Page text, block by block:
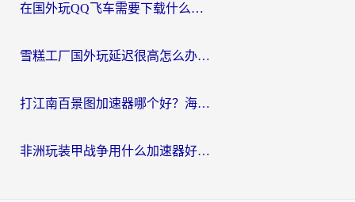
在国外玩QQ飞车需要下载什么加速器呢？海外党亲测有效的国服游戏加速指南
雪糕工厂国外玩延迟很高怎么办？海外玩家国服游戏加速终极攻略（附实测推荐）
打江南百景图加速器哪个好？海外党踩坑N次后，终于找到不卡的秘诀
非洲玩装甲战争用什么加速器好？海外党亲测有效的国服游戏加速方案